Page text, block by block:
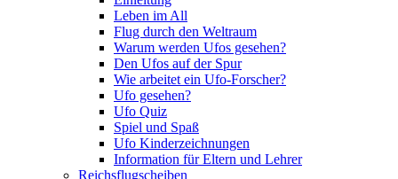
Leben im All
Flug durch den Weltraum
Warum werden Ufos gesehen?
Den Ufos auf der Spur
Wie arbeitet ein Ufo-Forscher?
Ufo gesehen?
Ufo Quiz
Spiel und Spaß
Ufo Kinderzeichnungen
Information für Eltern und Lehrer
Reichsflugscheiben